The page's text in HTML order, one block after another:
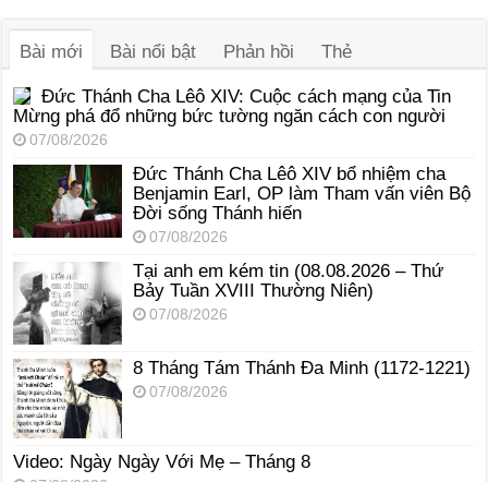
Bài mới
Bài nổi bật Phản hồi Thẻ
Đức Thánh Cha Lêô XIV: Cuộc cách mạng của Tin
Mừng phá đổ những bức tường ngăn cách con người
07/08/2026
Đức Thánh Cha Lêô XIV bổ nhiệm cha
Benjamin Earl, OP làm Tham vấn viên Bộ
Đời sống Thánh hiến
07/08/2026
Tại anh em kém tin (08.08.2026 – Thứ
Bảy Tuần XVIII Thường Niên)
07/08/2026
8 Tháng Tám Thánh Ða Minh (1172-1221)
07/08/2026
Video: Ngày Ngày Với Mẹ – Tháng 8